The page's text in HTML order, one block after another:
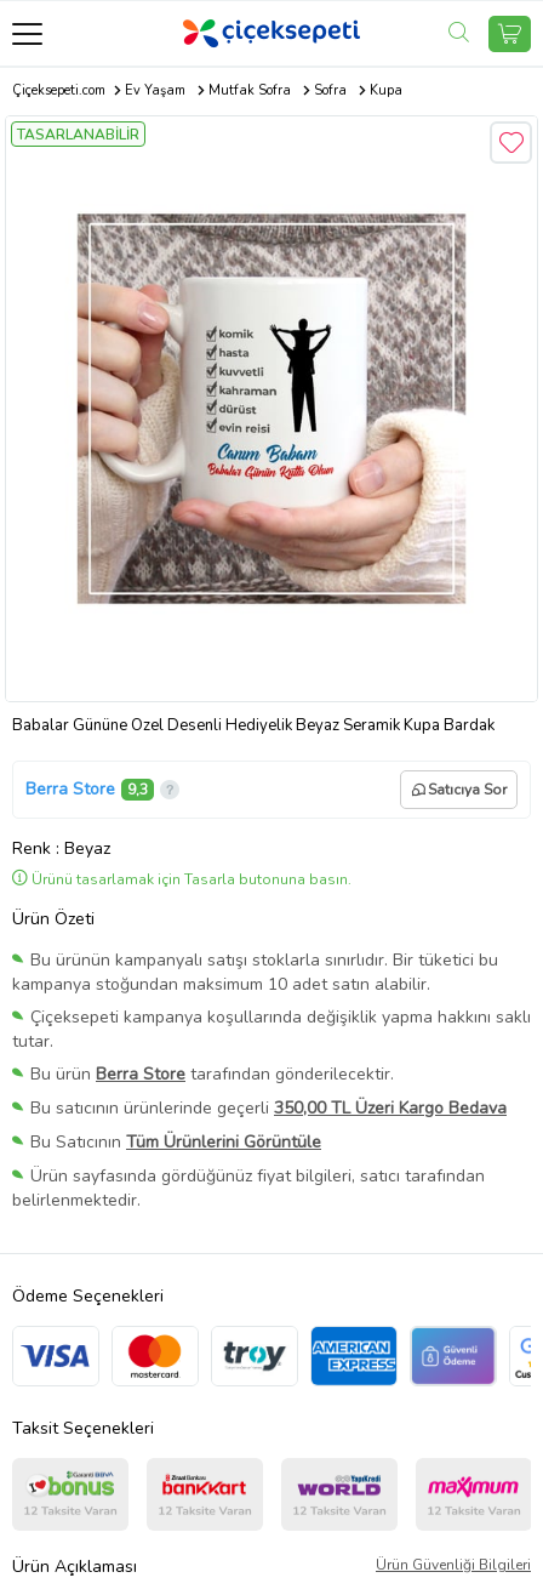
Çiçeksepeti.com Ev Yaşam Mutfak Sofra Sofra Kupa
TASARLANABİLİR
Babalar Gününe Özel Desenli Hediyelik Beyaz Seramik Kupa Bardak
Berra Store 9,3 Satıcıya Sor
Renk : Beyaz
Ürünü tasarlamak için Tasarla butonuna basın.
Ürün Özeti
Bu ürünün kampanyalı satışı stoklarla sınırlıdır. Bir tüketici bu
kampanya stoğundan maksimum 10 adet satın alabilir.
Çiçeksepeti kampanya koşullarında değişiklik yapma hakkını saklı
tutar.
Bu ürün Berra Store tarafından gönderilecektir.
Bu satıcının ürünlerinde geçerli 350,00 TL Üzeri Kargo Bedava
Bu Satıcının Tüm Ürünlerini Görüntüle
Ürün sayfasında gördüğünüz fiyat bilgileri, satıcı tarafından
belirlenmektedir.
Ödeme Seçenekleri
Taksit Seçenekleri
Ürün Açıklaması Ürün Güvenliği Bilgileri